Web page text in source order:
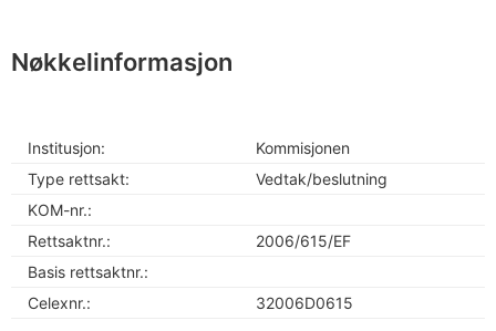
Nøkkelinformasjon
Institusjon:
Kommisjonen
Type rettsakt:
Vedtak/beslutning
KOM-nr.:
Rettsaktnr.:
2006/615/EF
Basis rettsaktnr.:
Celexnr.:
32006D0615